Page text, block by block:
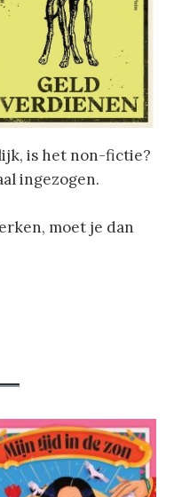
is het non-fictie?
ingezogen.
moet je dan